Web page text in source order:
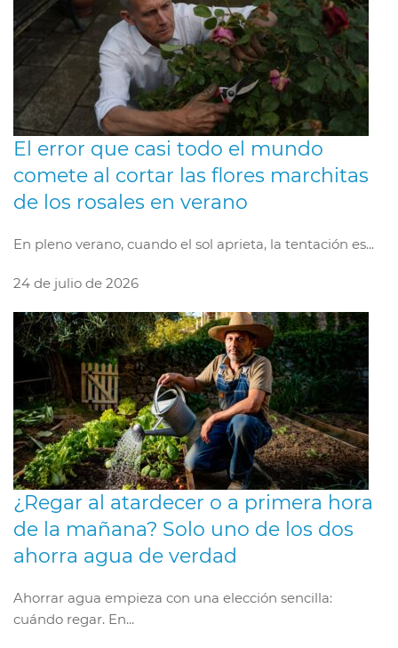
El error que casi todo el mundo
comete al cortar las flores marchitas
de los rosales en verano
En pleno verano, cuando el sol aprieta, la tentación es...
24 de julio de 2026
¿Regar al atardecer o a primera hora
de la mañana? Solo uno de los dos
ahorra agua de verdad
Ahorrar agua empieza con una elección sencilla:
cuándo regar. En...